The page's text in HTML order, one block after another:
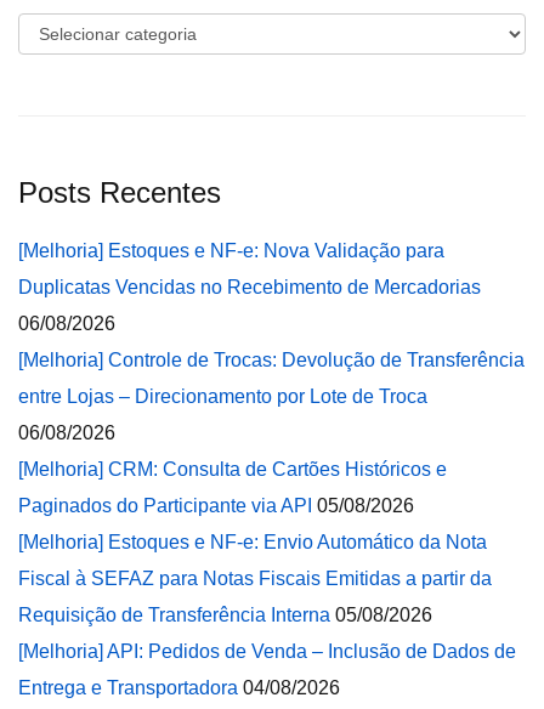
Categorias
Posts Recentes
[Melhoria] Estoques e NF-e: Nova Validação para
Duplicatas Vencidas no Recebimento de Mercadorias
06/08/2026
[Melhoria] Controle de Trocas: Devolução de Transferência
entre Lojas – Direcionamento por Lote de Troca
06/08/2026
[Melhoria] CRM: Consulta de Cartões Históricos e
Paginados do Participante via API 05/08/2026
[Melhoria] Estoques e NF-e: Envio Automático da Nota
Fiscal à SEFAZ para Notas Fiscais Emitidas a partir da
Requisição de Transferência Interna 05/08/2026
[Melhoria] API: Pedidos de Venda – Inclusão de Dados de
Entrega e Transportadora 04/08/2026